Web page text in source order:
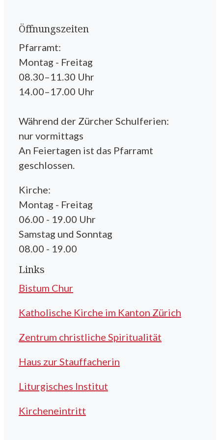
Öffnungszeiten
Pfarramt:
Montag - Freitag
08.30–11.30 Uhr
14.00–17.00 Uhr
Während der Zürcher Schulferien:
nur vormittags
An Feiertagen ist das Pfarramt
geschlossen.
Kirche:
Montag - Freitag
06.00 - 19.00 Uhr
Samstag und Sonntag
08.00 - 19.00
Links
Bistum Chur
Katholische Kirche im Kanton Zürich
Zentrum christliche Spiritualität
Haus zur Stauffacherin
Liturgisches Institut
Kircheneintritt